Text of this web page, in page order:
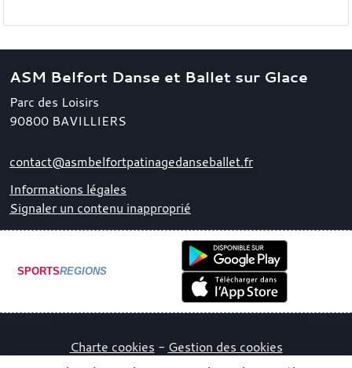
ASM Belfort Danse et Ballet sur Glace
Parc des Loisirs
90800 BAVILLIERS
contact@asmbelfortpatinagedanseballet.fr
Informations légales
Signaler un contenu inapproprié
SPORTSREGIONS
Charte cookies Gestion des cookies